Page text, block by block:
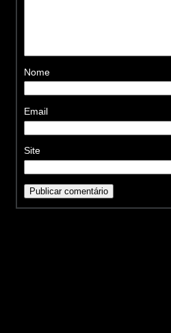
Nome
Email
Site